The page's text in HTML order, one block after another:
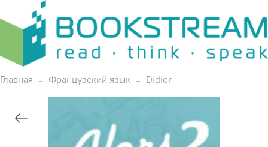
Главная Французский язык Didier